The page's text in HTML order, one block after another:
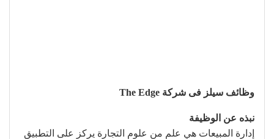
وظائف سيلز فى شركة The Edge
نبذه عن الوظيفة
إدارة المبيعات هي علم من علوم التجارة يركز على التطبيق